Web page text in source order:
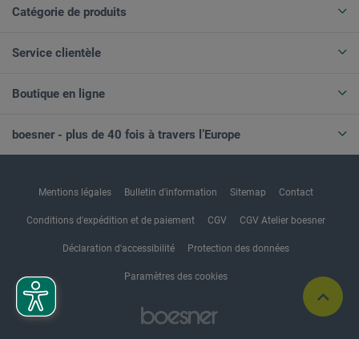
Catégorie de produits
Service clientèle
Boutique en ligne
boesner - plus de 40 fois à travers l’Europe
Mentions légales Bulletin d'information Sitemap Contact
Conditions d'expédition et de paiement CGV CGV Atelier boesner
Déclaration d'accessibilité Protection des données
Paramètres des cookies